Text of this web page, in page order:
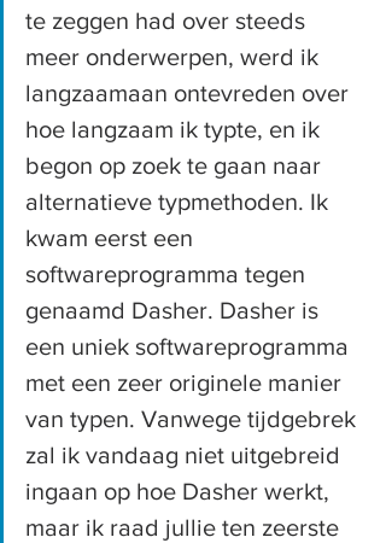
te zeggen had over steeds
meer onderwerpen, werd ik
langzaamaan ontevreden over
hoe langzaam ik typte, en ik
begon op zoek te gaan naar
alternatieve typmethoden. Ik
kwam eerst een
softwareprogramma tegen
genaamd Dasher. Dasher is
een uniek softwareprogramma
met een zeer originele manier
van typen. Vanwege tijdgebrek
zal ik vandaag niet uitgebreid
ingaan op hoe Dasher werkt,
maar ik raad jullie ten zeerste